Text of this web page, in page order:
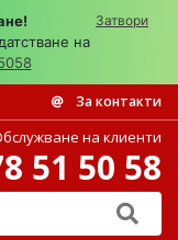
на
Затвори
За контакти
на клиенти
51 50 58